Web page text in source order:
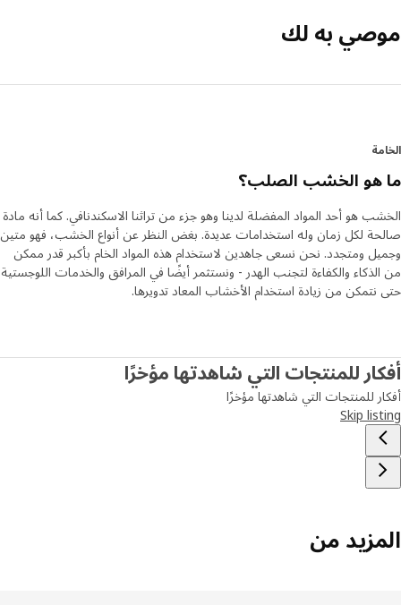
به لك
هو الخشب الصلب؟
هو أحد المواد المفضلة لدينا وهو جزء من تراثنا الاسكندنافي. كما أنه مادة
لكل زمان وله استخدامات عديدة. بغض النظر عن أنواع الخشب، فهو متين
ومتجدد. نحن نسعى جاهدين لاستخدام هذه المواد الخام بأكبر قدر ممكن
والكفاءة لتجنب الهدر - ونستثمر أيضًا في المرافق والخدمات اللوجستية
من زيادة استخدام الأخشاب المعاد تدويرها.
للمنتجات التي شاهدتها مؤخرًا
للمنتجات التي شاهدتها مؤخرًا
Skip
من